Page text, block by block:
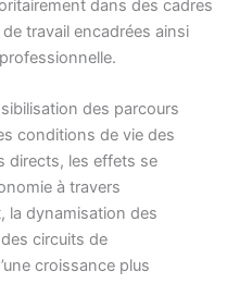
dans des cadres
travail encadrées ainsi
des parcours
conditions de vie des
directs, les effets se
à travers
la dynamisation des
circuits de
croissance plus